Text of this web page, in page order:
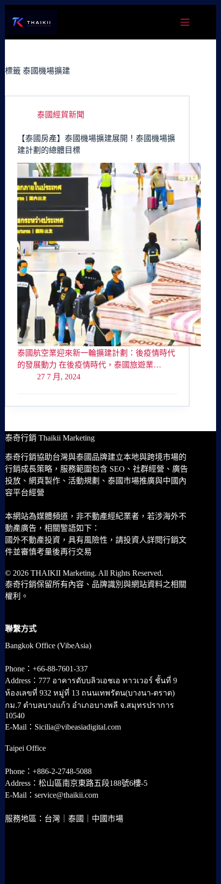
容
標籤 泰國機場擴建
泰國經貿新聞
【泰國房產】泰國機場擴建展開！泰國機場擴
建計劃的總體目標
泰國航空業迎來新一輪擴建計劃：後疫情時代
的發展動力 在後疫情時代，泰國旅遊業…
27 7 月, 2024
泰奇行銷 Thaikii Marketing
泰奇行銷協助台灣與泰國品牌建立本地與跨境市場的
行銷成長策略，服務範圍包含 SEO、社群經營、廣告
投放、網頁製作、活動規劃、泰國市場推廣與中國內
容平台經營
本網站為媒體頻道，非不動產經紀業者，若涉海外不
動產廣告，相關警語如下：
國外不動產投資，具有風險性，請投資人詳閱行銷文
件並審慎考量後再行交易
© 2026 THAIKII Marketing. All Rights Reserved.
泰奇行銷保留所有內容、品牌識別與網站資料之相關
權利。
聯繫方式
Bangkok Office (VibeAsia)
Phone：+66-88-7601-337
Address：777 อาคารดับบลิวเอชเอ ทาวเวอร์ ชั้นที่ 9
ห้องเลขที่ 932 หมู่ที่ 13 ถนนเทพรัตน(บางนา-ตราด)
กม.7 ตำบลบางแก้ว อำเภอบางพลี จ.สมุทรปราการ
10540
E-Mail：Sicilia@vibeasiadigital.com
Taipei Office
Phone：+886-2-2748-5088
Address：松山區南京東路五段188號6樓-5
E-Mail：service@thaikii.com
服務地區：台灣｜泰國｜中國市場